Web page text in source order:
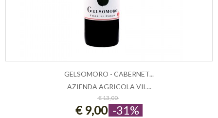
AGGIUNGI AL CARRELLO
GELSOMORO - CABERNET...
AZIENDA AGRICOLA VIL...
€ 13,00
€ 9,00 -31%